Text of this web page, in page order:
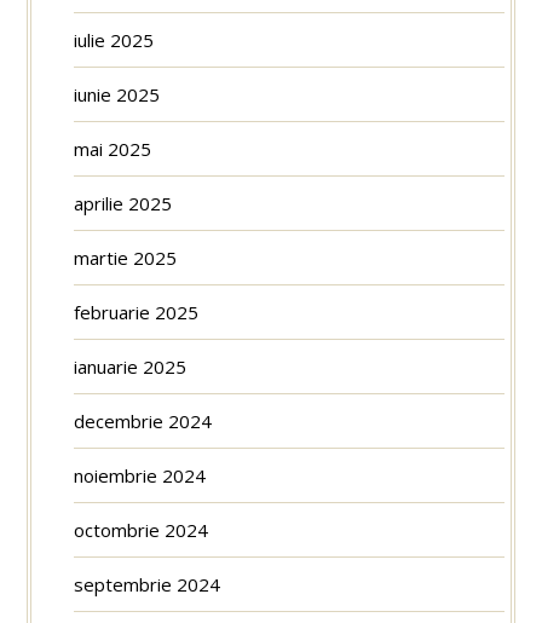
iulie 2025
iunie 2025
mai 2025
aprilie 2025
martie 2025
februarie 2025
ianuarie 2025
decembrie 2024
noiembrie 2024
octombrie 2024
septembrie 2024